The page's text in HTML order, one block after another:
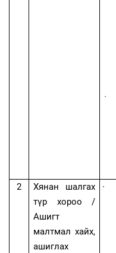
·
2
Хянан шалгах
түр хороо /
Ашигт
малтмал хайх,
ашиглах
·